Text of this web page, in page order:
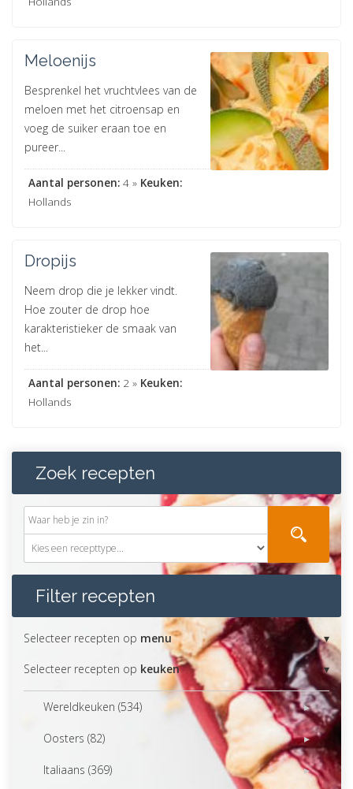
Meloenijs
Besprenkel het vruchtvlees van de
meloen met het citroensap en
voeg de suiker eraan toe en
pureer...
Aantal personen: 4 » Keuken:
Hollands
Dropijs
Neem drop die je lekker vindt.
Hoe zouter de drop hoe
karakteristieker de smaak van
het...
Aantal personen: 2 » Keuken:
Hollands
Zoek recepten
Filter recepten
Selecteer recepten op menu
Selecteer recepten op keuken
Wereldkeuken (534)
Oosters (82)
Italiaans (369)